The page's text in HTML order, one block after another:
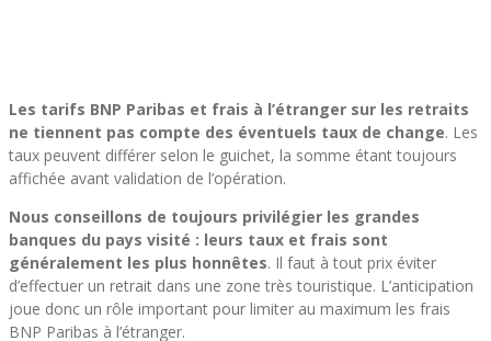
Les tarifs BNP Paribas et frais à l’étranger sur les retraits
ne tiennent pas compte des éventuels taux de change. Les
taux peuvent différer selon le guichet, la somme étant toujours
affichée avant validation de l’opération.
Nous conseillons de toujours privilégier les grandes
banques du pays visité : leurs taux et frais sont
généralement les plus honnêtes. Il faut à tout prix éviter
d’effectuer un retrait dans une zone très touristique. L’anticipation
joue donc un rôle important pour limiter au maximum les frais
BNP Paribas à l’étranger.